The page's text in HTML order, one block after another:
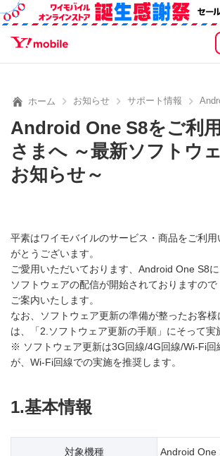
SEARCH
ホーム お知らせ サポート情報
Android One S8をご利
さまへ ～最新ソフトウ
お知らせ～
平素はワイモバイルのサービス・商品をご利用
がとうございます。
ご愛用いただいております、Android One S8
ソフトウェアの配信が開始されておりますので
ご案内いたします。
なお、ソフトウェア更新の準備が整ったお客
は、「2.ソフトウェア更新の手順」にそって実
※ ソフトウェア更新は3G回線/4G回線/Wi-Fi回
が、Wi-Fi回線での実施を推奨します。
1.基本情報
対象機種 Android One